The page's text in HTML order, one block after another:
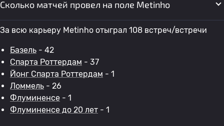
Сколько матчей провел на поле Metinho
За всю карьеру Metinho отыграл 108 встреч/встречи
Базель - 42
Спарта Роттердам - 37
Йонг Спарта Роттердам - 1
Ломмель - 26
Флуминенсе - 1
Флуминенсе до 20 лет - 1